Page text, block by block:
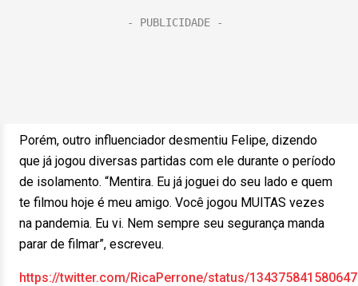
Porém, outro influenciador desmentiu Felipe, dizendo
que já jogou diversas partidas com ele durante o período
de isolamento. “Mentira. Eu já joguei do seu lado e quem
te filmou hoje é meu amigo. Você jogou MUITAS vezes
na pandemia. Eu vi. Nem sempre seu segurança manda
parar de filmar”, escreveu.
https://twitter.com/RicaPerrone/status/